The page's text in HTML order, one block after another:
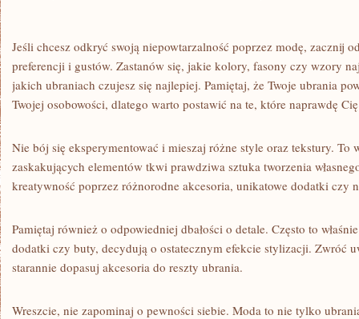
Jeśli chcesz odkryć⁢ swoją ⁤niepowtarzalność‌ poprzez modę, zacznij
preferencji⁣ i gustów. Zastanów się,​ jakie‌ kolory, ⁤fasony czy ‌wzory
jakich ⁣ubraniach⁤ czujesz się najlepiej. ‌Pamiętaj, że Twoje​ ubrania​
Twojej osobowości, dlatego warto postawić na te, które naprawdę
Nie​ bój ‌się ⁣eksperymentować ​i ​mieszaj różne‌ style oraz tekstury. ⁤To
zaskakujących elementów tkwi prawdziwa sztuka tworzenia​
kreatywność poprzez⁣ różnorodne akcesoria, unikatowe‌ dodatki czy‍
Pamiętaj również o odpowiedniej dbałości o⁤ detale. ‍Często to
dodatki ⁣czy‍ buty, decydują⁣ o‌ ostatecznym efekcie stylizacji. Zwróć
starannie​ dopasuj akcesoria ​do reszty ubrania.
Wreszcie, nie zapominaj‌ o pewności⁣ siebie. Moda to nie tylko⁤